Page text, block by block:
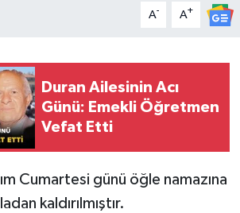
A- A+
Duran Ailesinin Acı
Günü: Emekli Öğretmen
Vefat Etti
Cumartesi günü öğle namazına
kaldırılmıştır.